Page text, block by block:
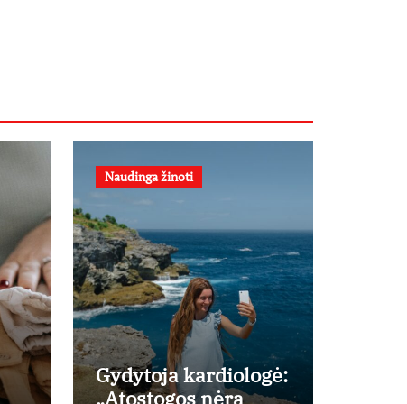
Naudinga žinoti
Gydytoja kardiologė:
„Atostogos nėra